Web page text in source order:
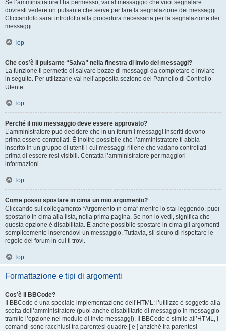
Se l’amministratore l’ha permesso, vai al messaggio che vuoi segnalare:
dovresti vedere un pulsante che serve per fare la segnalazione dei messaggi.
Cliccandolo sarai introdotto alla procedura necessaria per la segnalazione dei
messaggi.
Top
Che cos’è il pulsante “Salva” nella finestra di invio dei messaggi?
La funzione ti permette di salvare bozze di messaggi da completare e inviare
in seguito. Per utilizzarle vai nell’apposita sezione del Pannello di Controllo
Utente.
Top
Perché il mio messaggio deve essere approvato?
L’amministratore può decidere che in un forum i messaggi inseriti devono
prima essere controllati. È inoltre possibile che l’amministratore ti abbia
inserito in un gruppo di utenti i cui messaggi ritiene che vadano controllati
prima di essere resi visibili. Contatta l’amministratore per maggiori
informazioni.
Top
Come posso spostare in cima un mio argomento?
Cliccando sul collegamento “Argomento in cima” mentre lo stai leggendo, puoi
spostarlo in cima alla lista, nella prima pagina. Se non lo vedi, significa che
questa opzione è disabilitata. È anche possibile spostare in cima gli argomenti
semplicemente inserendovi un messaggio. Tuttavia, sii sicuro di rispettare le
regole del forum in cui ti trovi.
Top
Formattazione e tipi di argomenti
Cos’è il BBCode?
Il BBCode è una speciale implementazione dell’HTML; l’utilizzo è soggetto alla
scelta dell’amministratore (puoi anche disabilitarlo di messaggio in messaggio
tramite l’opzione nel modulo di invio messaggi). Il BBCode è simile all’HTML, i
comandi sono racchiusi tra parentesi quadre [ e ] anziché tra parentesi